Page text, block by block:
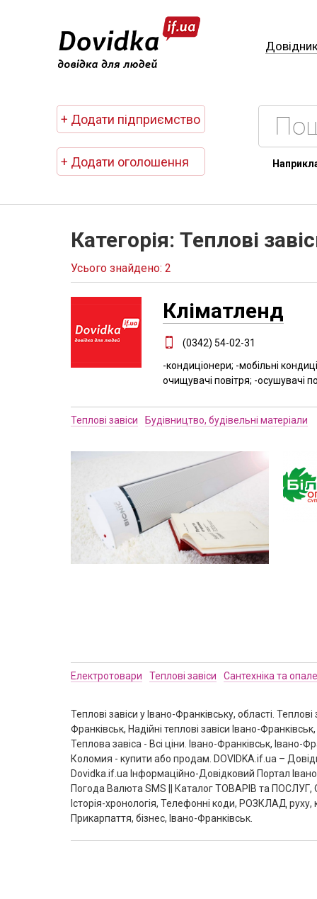
+ Додати підприємство
+ Додати оголошення
Категорія: Теплові
Усього знайдено: 2
Кліматленд
(0342) 54-02-31
-кондиціонери; -мобільні
очищувачі повітря; -осушувачі
Теплові завіси Будівництво, будівельні матеріали
Електротовари Теплові завіси Сантехніка та
Теплові завіси у Івано-Франківську, області.
Франківськ, Надійні теплові завіси Івано-
Теплова завіса - Всі ціни. Івано-Франківськ, Івано-
Коломия - купити або продам. DOVIDKA.if.ua –
Dovidka.if.ua Інформаційно-Довідковий Портал
Погода Валюта SMS || Каталог ТОВАРІВ та ПОСЛУГ,
Історія-хронологія, Телефонні коди, РОЗКЛАД
Прикарпаття, бізнес, Івано-Франківськ.